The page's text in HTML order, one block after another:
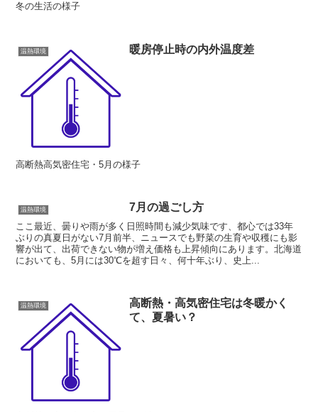
冬の生活の様子
温熱環境 暖房停止時の内外温度差
高断熱高気密住宅・5月の様子
温熱環境 7月の過ごし方
ここ最近、曇りや雨が多く日照時間も減少気味です、都心では33年
ぶりの真夏日がない7月前半、ニュースでも野菜の生育や収穫にも影
響が出て、出荷できない物が増え価格も上昇傾向にあります。北海道
においても、5月には30℃を超す日々、何十年ぶり、史上...
温熱環境
高断熱・高気密住宅は冬暖かく
て、夏暑い？